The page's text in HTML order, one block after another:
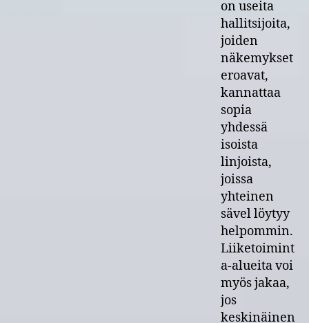
on useita
hallitsijoita,
joiden
näkemykset
eroavat,
kannattaa
sopia
yhdessä
isoista
linjoista,
joissa
yhteinen
sävel löytyy
helpommin.
Liiketoimint
a-alueita voi
myös jakaa,
jos
keskinäinen